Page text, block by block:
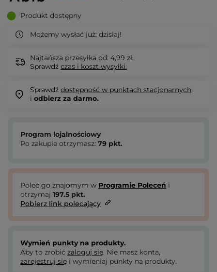
Produkt dostępny
Możemy wysłać już: dzisiaj!
Najtańsza przesyłka od: 4,99 zł.
Sprawdź czas i koszt wysyłki.
Sprawdź dostępność w punktach stacjonarnych
i odbierz za darmo.
Program lojalnościowy
Po zakupie otrzymasz: 79 pkt.
Poleć go znajomym w Programie Poleceń i
otrzymaj 197.5 pkt.
Pobierz link polecający
Wymień punkty na produkty.
Aby to zrobić zaloguj się. Nie masz konta,
zarejestruj się i wymieniaj punkty na produkty.